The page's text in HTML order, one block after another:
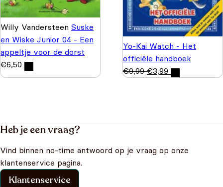
Willy Vandersteen Suske
en Wiske Junior 04 - Een
appeltje voor de dorst
€6,50
Yo-Kai Watch - Het
officiële handboek
€9,99 €3,99
Heb je een vraag?
Vind binnen no-time antwoord op je vraag op onze
klantenservice pagina.
Klantenservice